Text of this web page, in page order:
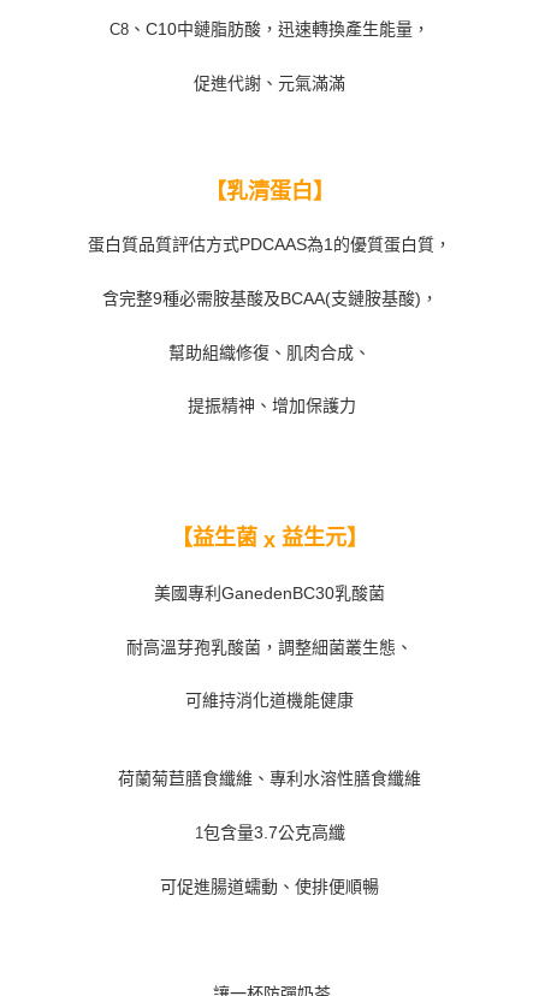
C8 、 C10中鏈脂肪酸，迅速轉換產生能量，
促進代謝、元氣滿滿
【乳清蛋白】
蛋白質品質評估方式PDCAAS為1的優質蛋白質，
含完整9種必需胺基酸及BCAA(支鏈胺基酸) ，
幫助組織修復、肌肉合成、
提振精神、增加保護力
【益生菌 x 益生元】
美國專利 GanedenBC30乳酸菌
耐高溫芽孢乳酸菌，調整細菌叢生態、
可維持消化道機能健康
荷蘭菊苣膳食纖維、專利水溶性膳食纖維
1包含量3.7公克高纖
可促進腸道蠕動、使排便順暢